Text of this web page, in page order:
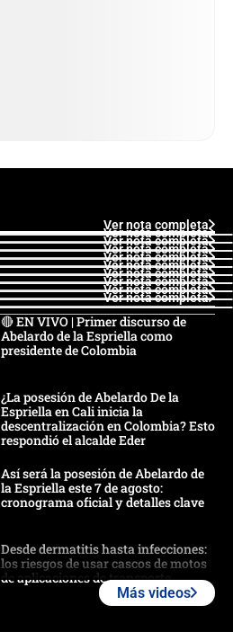
Ver nota completa
Ver nota completa
Ver nota completa
Ver nota completa
Ver nota completa
Ver nota completa
Ver nota completa
Ver nota completa
Ver nota completa
Ver nota completa
🔴 EN VIVO | Primer discurso de
Abelardo de la Espriella como
presidente de Colombia
¿La posesión de Abelardo De la
Espriella en Cali inicia la
descentralización en Colombia? Esto
respondió el alcalde Eder
Así será la posesión de Abelardo de
la Espriella este 7 de agosto:
cronograma oficial y detalles clave
Desde dermatitis hasta infecciones:
los riesgos de usar cascos de motos
de aplicaciones de transporte
Más videos